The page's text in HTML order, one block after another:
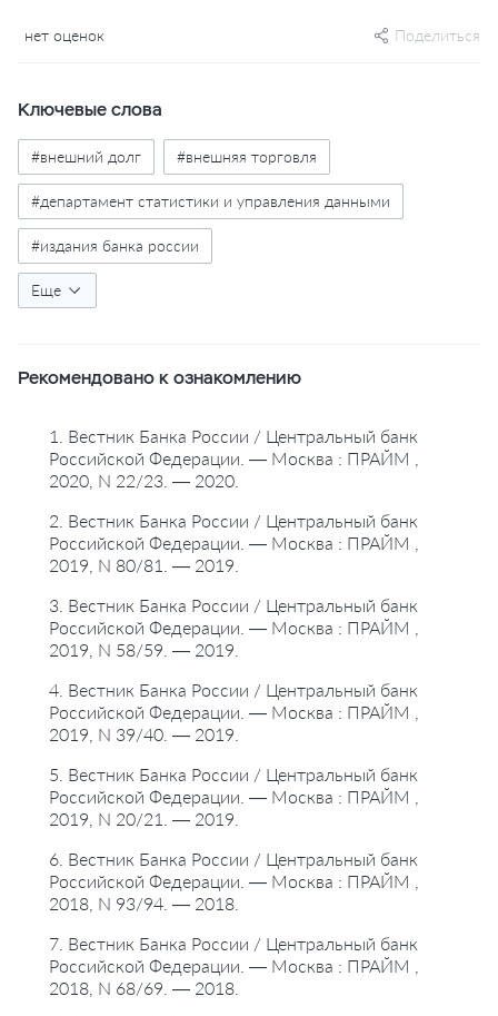
нет оценок Поделиться
Ключевые слова
#внешний долг #внешняя торговля
#департамент статистики и управления данными
#издания банка россии
#международная инвестиционная позиция
#статистика платежного баланса
Еще
Рекомендовано к ознакомлению
1. Вестник Банка России / Центральный банк
Российской Федерации. — Москва : ПРАЙМ ,
2020, N 22/23. — 2020.
2. Вестник Банка России / Центральный банк
Российской Федерации. — Москва : ПРАЙМ ,
2019, N 80/81. — 2019.
3. Вестник Банка России / Центральный банк
Российской Федерации. — Москва : ПРАЙМ ,
2019, N 58/59. — 2019.
4. Вестник Банка России / Центральный банк
Российской Федерации. — Москва : ПРАЙМ ,
2019, N 39/40. — 2019.
5. Вестник Банка России / Центральный банк
Российской Федерации. — Москва : ПРАЙМ ,
2019, N 20/21. — 2019.
6. Вестник Банка России / Центральный банк
Российской Федерации. — Москва : ПРАЙМ ,
2018, N 93/94. — 2018.
7. Вестник Банка России / Центральный банк
Российской Федерации. — Москва : ПРАЙМ ,
2018, N 68/69. — 2018.